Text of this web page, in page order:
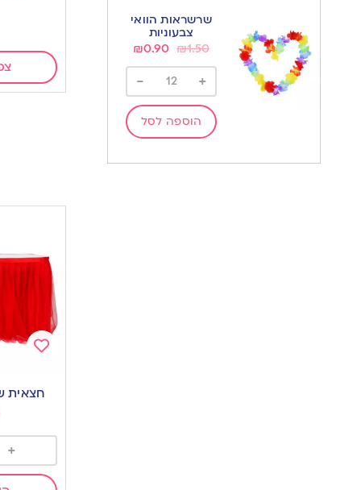
שרשראות הוואי
צבעוניות
₪1.50
₪0.90
+
-
הוספה לסל
חצאית
+